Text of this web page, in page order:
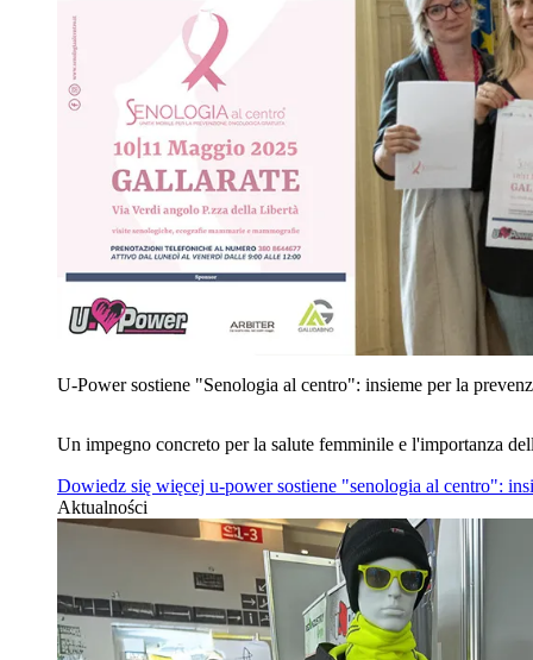
U‑Power sostiene "Senologia al centro": insieme per la
Un impegno concreto per la salute femminile e l'importanza
Dowiedz się więcej u‑power sostiene "senologia al centro":
Aktualności